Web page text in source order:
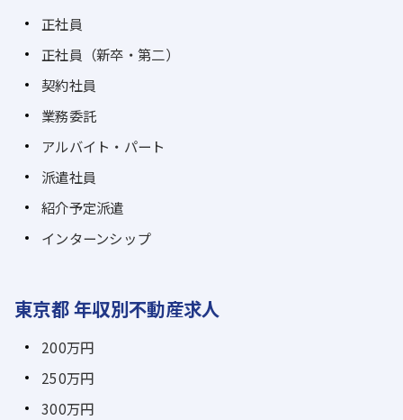
正社員
正社員（新卒・第二）
契約社員
業務委託
アルバイト・パート
派遣社員
紹介予定派遣
インターンシップ
東京都 年収別不動産求人
200万円
250万円
300万円